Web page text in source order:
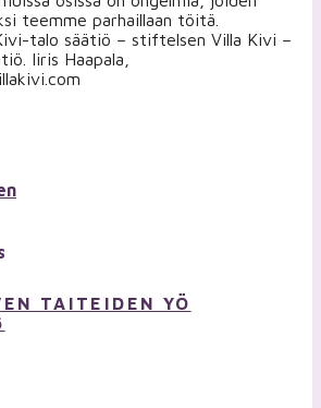
teemme parhaillaan töitä.
talo säätiö – stiftelsen Villa Kivi –
Iiris Haapala,
TAITEIDEN YÖ